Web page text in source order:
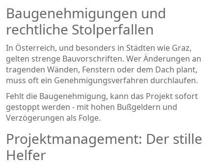
Baugenehmigungen und
rechtliche Stolperfallen
In Österreich, und besonders in Städten wie Graz,
gelten strenge Bauvorschriften. Wer Änderungen an
tragenden Wänden, Fenstern oder dem Dach plant,
muss oft ein Genehmigungsverfahren durchlaufen.
Fehlt die Baugenehmigung, kann das Projekt sofort
gestoppt werden - mit hohen Bußgeldern und
Verzögerungen als Folge.
Projektmanagement: Der stille
Helfer